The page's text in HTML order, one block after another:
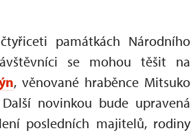
památkách Národního
se mohou těšit na
, věnované hraběnce Mitsuko
novinkou bude upravená
posledních majitelů, rodiny